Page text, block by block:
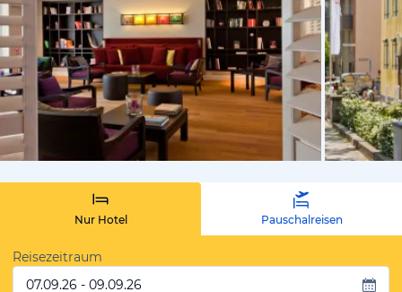
vom
Nur Hotel Pauschalreisen
Reisezeitraum
07.09.26 - 09.09.26